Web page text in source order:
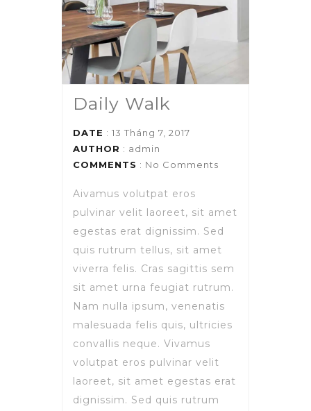
Daily Walk
DATE : 13 Tháng 7, 2017
AUTHOR : admin
COMMENTS : No Comments
Aivamus volutpat eros
pulvinar velit laoreet, sit amet
egestas erat dignissim. Sed
quis rutrum tellus, sit amet
viverra felis. Cras sagittis sem
sit amet urna feugiat rutrum.
Nam nulla ipsum, venenatis
malesuada felis quis, ultricies
convallis neque. Vivamus
volutpat eros pulvinar velit
laoreet, sit amet egestas erat
dignissim. Sed quis rutrum